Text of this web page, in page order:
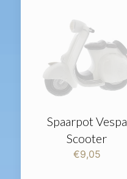
Spaarpot Vespa
Scooter
€9,05